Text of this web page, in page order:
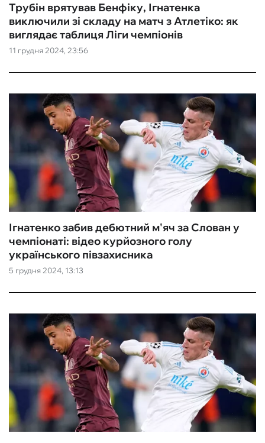
11 грудня 2024, 23:56
Трубін врятував Бенфіку, Ігнатенка
виключили зі складу на матч з Атлетіко: як
виглядає таблиця Ліги чемпіонів
5 грудня 2024, 13:13
Ігнатенко забив дебютний м'яч за Слован у
чемпіонаті: відео курйозного голу
українського півзахисника